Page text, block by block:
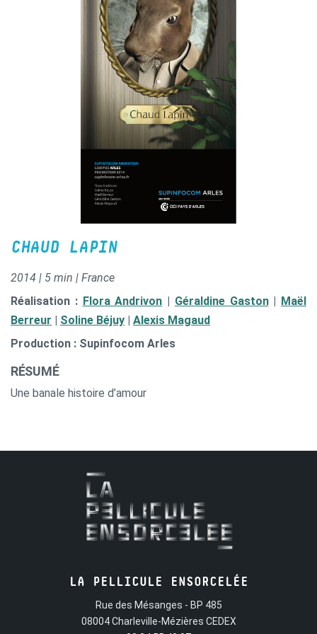
CHAUD LAPIN
2014 | 5 min | France
Réalisation : Flora Andrivon | Géraldine Gaston| Maël
Berreur | Soline Béjuy | Alexis Magaud
Production : Supinfocom Arles
RÉSUMÉ
Une banale histoire d’amour
LA PELLICULE ENSORCELÉE
Rue des Mésanges - BP 485
08004 Charleville-Mézières CEDEX